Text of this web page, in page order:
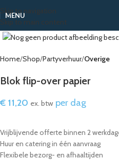
Skip to navigation
Skip to main content
MENU
Home Shop Partyverhuur Overige
Blok flip-over papier
€ 11,20 ex. btw per dag
Vrijblijvende offerte binnen 2
Huur en catering in één aanvraag
Flexibele bezorg- en afhaaltijden